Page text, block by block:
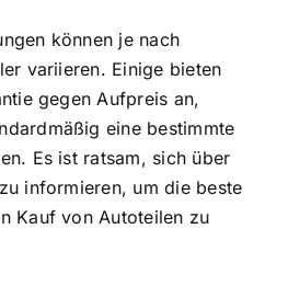
können je nach
variieren. Einige bieten
gegen Aufpreis an,
eine bestimmte
Es ist ratsam, sich über
informieren, um die beste
Kauf von Autoteilen zu